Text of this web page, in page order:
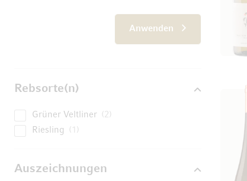
Anwenden
Rebsorte(n)
Grüner Veltliner
2
Riesling
1
Auszeichnungen